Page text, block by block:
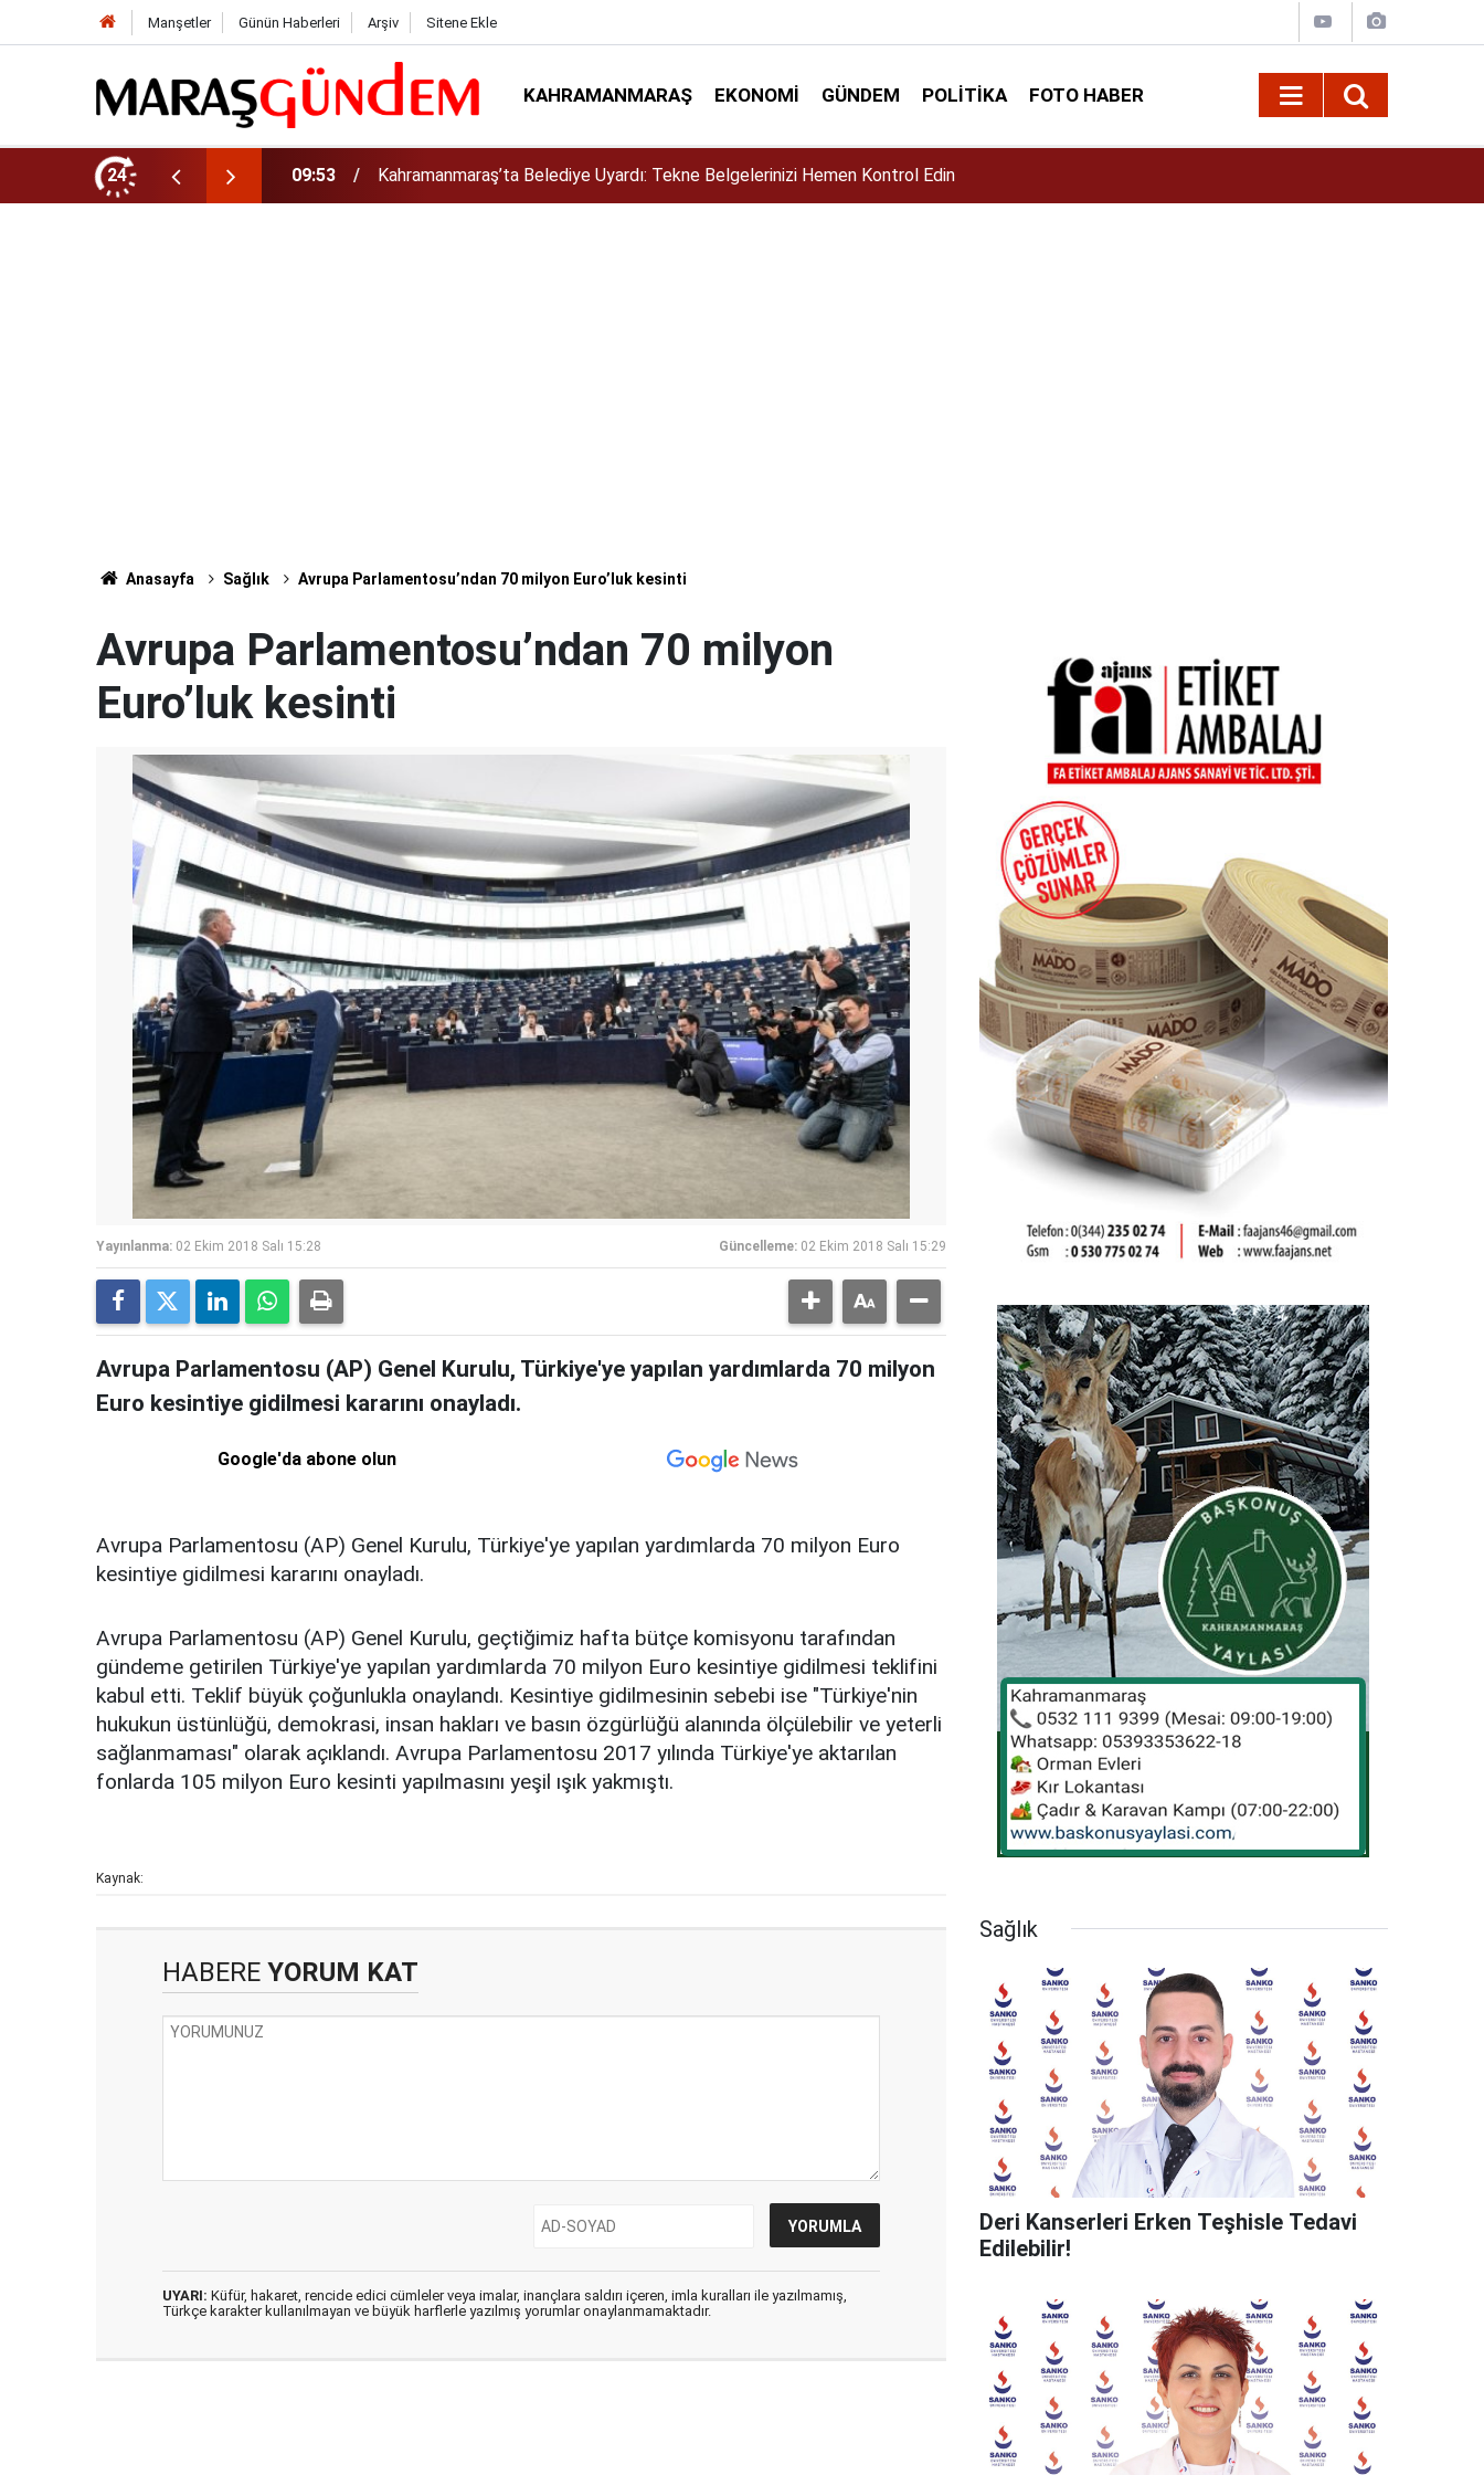
Manşetler Günün Haberleri Arşiv Sitene Ekle
KAHRAMANMARAŞ EKONOMI GÜNDEM POLITIKA FOTO HABER
24
09:44
Uluslararası Bisiklet Yarışması’nda En Zorlu Etap Tamamlandı!
Anasayfa Sağlık Avrupa Parlamentosu’ndan 70 milyon Euro’luk kesinti
Avrupa Parlamentosu’ndan 70 milyon
Euro’luk kesinti
Yayınlanma: 02 Ekim 2018 Salı 15:28 Güncelleme: 02 Ekim 2018 Salı 15:29
Avrupa Parlamentosu (AP) Genel Kurulu, Türkiye'ye yapılan yardımlarda 70 milyon
Euro kesintiye gidilmesi kararını onayladı.
Google'da abone olun
Avrupa Parlamentosu (AP) Genel Kurulu, Türkiye'ye yapılan yardımlarda 70 milyon Euro
kesintiye gidilmesi kararını onayladı.
Avrupa Parlamentosu (AP) Genel Kurulu, geçtiğimiz hafta bütçe komisyonu tarafından
gündeme getirilen Türkiye'ye yapılan yardımlarda 70 milyon Euro kesintiye gidilmesi teklifini
kabul etti. Teklif büyük çoğunlukla onaylandı. Kesintiye gidilmesinin sebebi ise "Türkiye'nin
hukukun üstünlüğü, demokrasi, insan hakları ve basın özgürlüğü alanında ölçülebilir ve yeterli
sağlanmaması" olarak açıklandı. Avrupa Parlamentosu 2017 yılında Türkiye'ye aktarılan
fonlarda 105 milyon Euro kesinti yapılmasını yeşil ışık yakmıştı.
Kaynak:
HABERE YORUM KAT
UYARI: Küfür, hakaret, rencide edici cümleler veya imalar, inançlara saldırı içeren, imla kuralları ile yazılmamış,
Türkçe karakter kullanılmayan ve büyük harflerle yazılmış yorumlar onaylanmamaktadır.
Sağlık
Deri Kanserleri Erken Teşhisle Tedavi
Edilebilir!